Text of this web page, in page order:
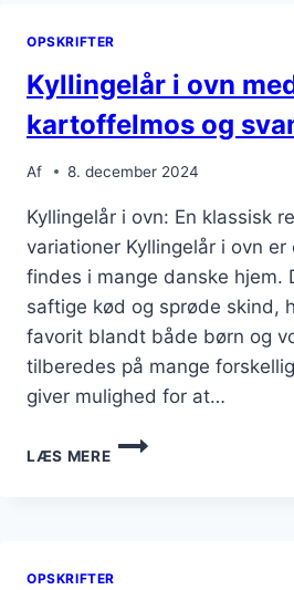
OPSKRIFTER
Kyllingelår i ovn
kartoffelmos og
Af 8. december 2024
Kyllingelår i ovn: En klassisk
variationer Kyllingelår i ovn
findes i mange danske hjem.
saftige kød og sprøde skind,
favorit blandt både børn og
tilberedes på mange
giver mulighed for at…
LÆS MERE
KYLLINGELÅR
I
SVAMPE
OPSKRIFTER